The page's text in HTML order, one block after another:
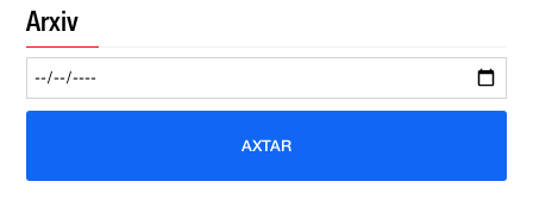
Arxiv
AXTAR